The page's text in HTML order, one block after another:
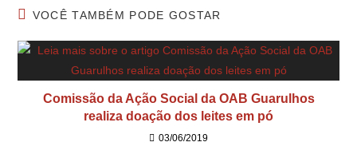
VOCÊ TAMBÉM PODE GOSTAR
Comissão da Ação Social da OAB Guarulhos
realiza doação dos leites em pó
03/06/2019